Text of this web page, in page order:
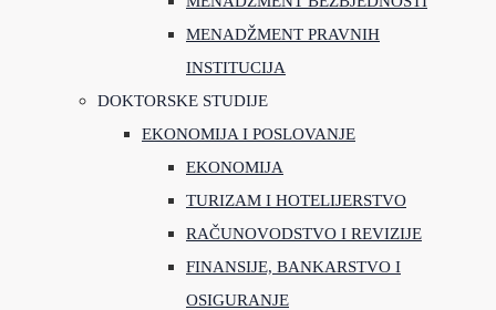
MENADŽMENT PRAVNIH
INSTITUCIJA
DOKTORSKE STUDIJE
EKONOMIJA I POSLOVANJE
EKONOMIJA
TURIZAM I HOTELIJERSTVO
RAČUNOVODSTVO I REVIZIJE
FINANSIJE, BANKARSTVO I
OSIGURANJE